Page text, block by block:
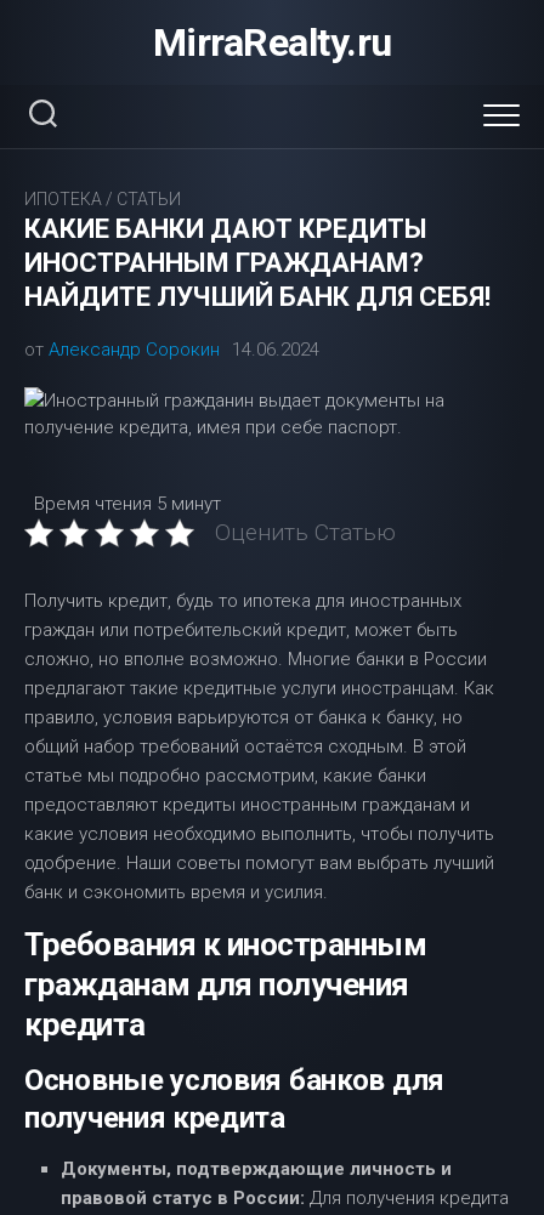
MirraRealty.ru
ИПОТЕКА / СТАТЬИ
КАКИЕ БАНКИ ДАЮТ КРЕДИТЫ
ИНОСТРАННЫМ ГРАЖДАНАМ?
НАЙДИТЕ ЛУЧШИЙ БАНК ДЛЯ СЕБЯ!
от Александр Сорокин 14.06.2024
Время чтения 5 минут
Оценить Статью
Получить кредит, будь то ипотека для иностранных
граждан или потребительский кредит, может быть
сложно, но вполне возможно. Многие банки в России
предлагают такие кредитные услуги иностранцам. Как
правило, условия варьируются от банка к банку, но
общий набор требований остаётся сходным. В этой
статье мы подробно рассмотрим, какие банки
предоставляют кредиты иностранным гражданам и
какие условия необходимо выполнить, чтобы получить
одобрение. Наши советы помогут вам выбрать лучший
банк и сэкономить время и усилия.
Требования к иностранным
гражданам для получения
кредита
Основные условия банков для
получения кредита
Документы, подтверждающие личность и
правовой статус в России: Для получения кредита